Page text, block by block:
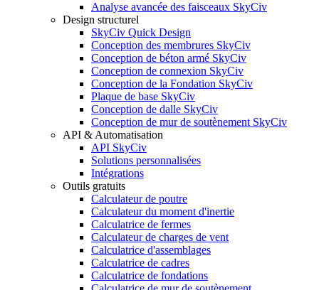
Analyse avancée des faisceaux SkyCiv
Design structurel
SkyCiv Quick Design
Conception des membrures SkyCiv
Conception de béton armé SkyCiv
Conception de connexion SkyCiv
Conception de la Fondation SkyCiv
Plaque de base SkyCiv
Conception de dalle SkyCiv
Conception de mur de soutènement SkyCiv
API & Automatisation
API SkyCiv
Solutions personnalisées
Intégrations
Outils gratuits
Calculateur de poutre
Calculateur du moment d'inertie
Calculatrice de fermes
Calculateur de charges de vent
Calculatrice d'assemblages
Calculatrice de cadres
Calculatrice de fondations